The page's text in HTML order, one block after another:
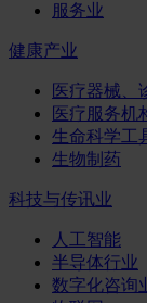
服务业
健康产业
医疗器械、
医疗服务机
生命科学工
生物制药
科技与传讯业
人工智能
半导体行业
数字化咨询